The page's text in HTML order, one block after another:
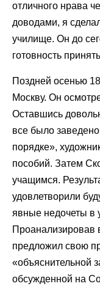
отличного нрава
доводами, я
училище. Он до
готовность
Поздней осенью
Москву. Он
Оставшись
все было
порядке»,
пособий. Затем
учащимся.
удовлетворили
явные недочеты в
Проанализировав
предложил свою
«объяснительной
обсужденной на